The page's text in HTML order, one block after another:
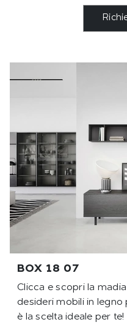
BOX 18 07
Clicca e scopri la
desideri mobili in legno
è la scelta ideale per te!